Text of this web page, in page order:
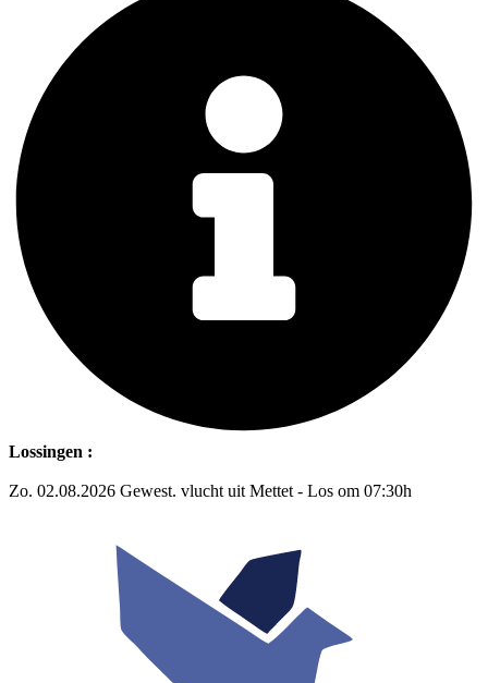
Lossingen :
Zo. 02.08.2026 Gewest. vlucht uit Mettet - Los om 07:30h